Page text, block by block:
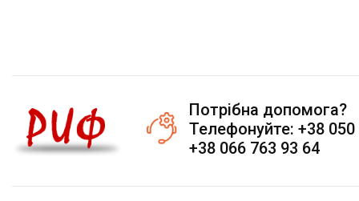
Потрібна допомога?
Телефонуйте: +38 050
+38 066 763 93 64